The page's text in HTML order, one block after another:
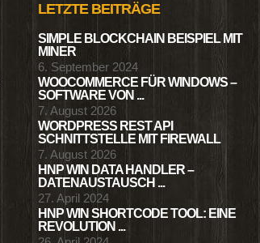
LETZTE BEITRÄGE
SIMPLE BLOCKCHAIN BEISPIEL MIT
MINER
6. September 2024
WOOCOMMERCE FÜR WINDOWS –
SOFTWARE VON ...
7. August 2026
WORDPRESS REST API
SCHNITTSTELLE MIT FIREWALL
7. August 2026
HNP WIN DATA HANDLER –
DATENAUSTAUSCH ...
27. April 2024
HNP WIN SHORTCODE TOOL: EINE
REVOLUTION ...